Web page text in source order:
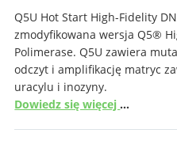
Q5U Hot Start High-Fidelity
zmodyfikowana wersja Q5®
Polimerase. Q5U zawiera
odczyt i amplifikację matryc
uracylu i inozyny.
Dowiedz się więcej…